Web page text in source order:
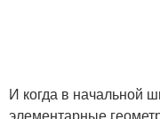
И когда в начальной